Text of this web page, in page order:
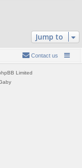
Jump to
Contact us
Limited